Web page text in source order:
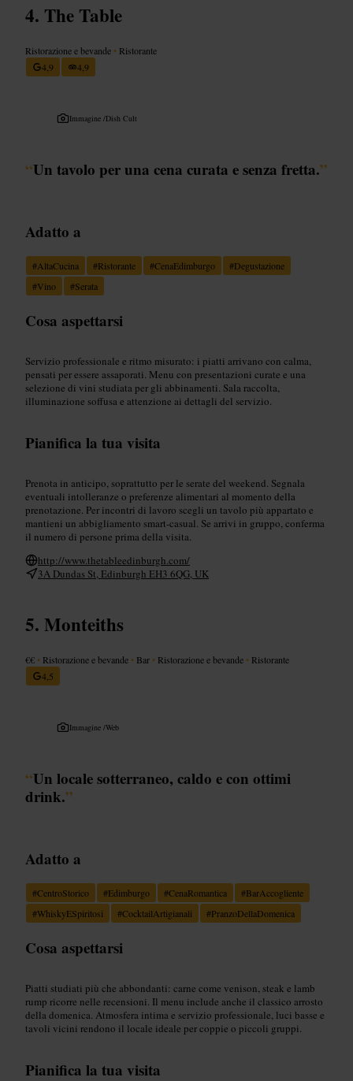
The Table
Ristorazione e bevande • Ristorante
4,9
4,9
Immagine /Dish Cult
“Un tavolo per una cena curata e senza fretta.”
Adatto a
#AltaCucina #Ristorante #CenaEdimburgo #Degustazione
#Vino #Serata
Cosa aspettarsi
Servizio professionale e ritmo misurato: i piatti arrivano con calma,
pensati per essere assaporati. Menu con presentazioni curate e una
selezione di vini studiata per gli abbinamenti. Sala raccolta,
illuminazione soffusa e attenzione ai dettagli del servizio.
Pianifica la tua visita
Prenota in anticipo, soprattutto per le serate del weekend. Segnala
eventuali intolleranze o preferenze alimentari al momento della
prenotazione. Per incontri di lavoro scegli un tavolo più appartato e
mantieni un abbigliamento smart-casual. Se arrivi in gruppo, conferma
il numero di persone prima della visita.
http://www.thetableedinburgh.com/
3A Dundas St, Edinburgh EH3 6QG, UK
Monteiths
€€ • Ristorazione e bevande • Bar • Ristorazione e bevande • Ristorante
4,5
Immagine /Web
“Un locale sotterraneo, caldo e con ottimi
drink.”
Adatto a
#CentroStorico #Edimburgo #CenaRomantica #BarAccogliente
#WhiskyESpiritosi #CocktailArtigianali #PranzoDellaDomenica
Cosa aspettarsi
Piatti studiati più che abbondanti: carne come venison, steak e lamb
rump ricorre nelle recensioni. Il menu include anche il classico arrosto
della domenica. Atmosfera intima e servizio professionale, luci basse e
tavoli vicini rendono il locale ideale per coppie o piccoli gruppi.
Pianifica la tua visita